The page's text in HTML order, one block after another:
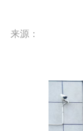
来源：